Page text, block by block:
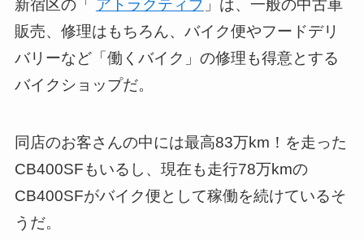
新宿区の「 アトラクティブ 」は、一般の中古車
販売、修理はもちろん、バイク便やフードデリ
バリーなど「働くバイク」の修理も得意とする
バイクショップだ。
同店のお客さんの中には最高83万km！を走った
CB400SFもいるし、現在も走行78万kmの
CB400SFがバイク便として稼働を続けているそ
うだ。